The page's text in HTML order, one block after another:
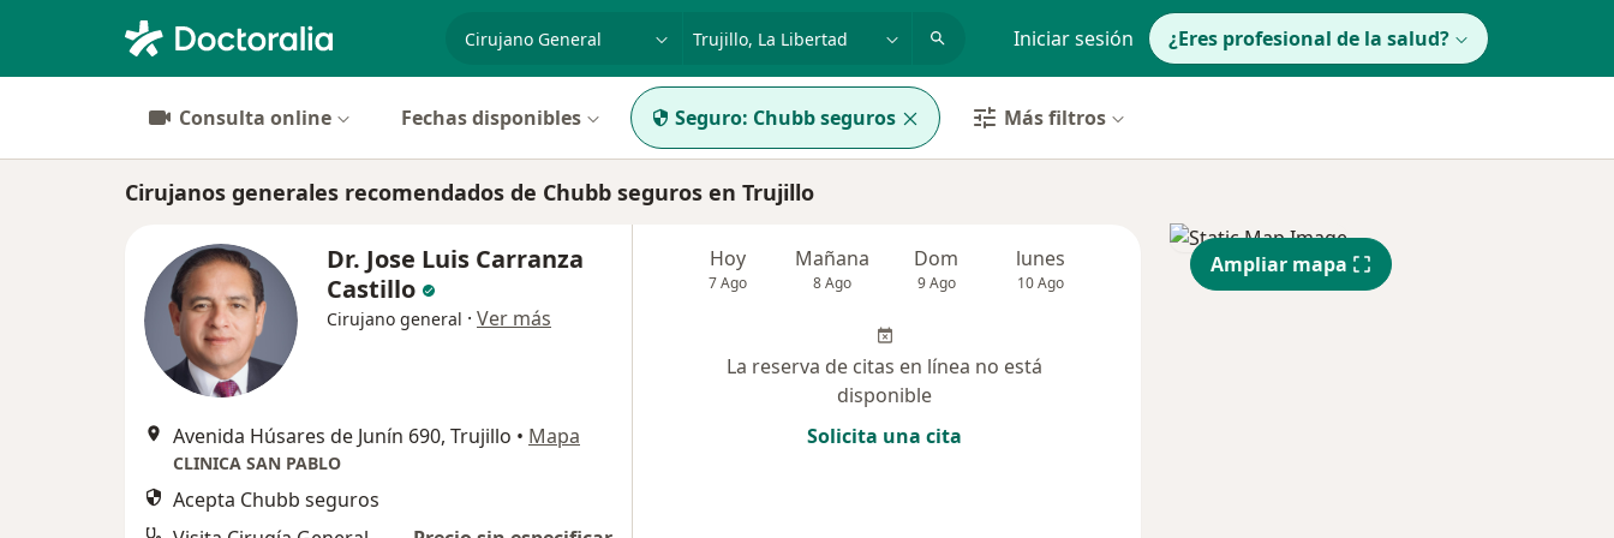
Iniciar sesión ¿Eres profesional de la salud?
Consulta online Fechas disponibles Seguro: Chubb seguros Más filtros
Cirujanos generales recomendados de Chubb seguros en Trujillo
Dr. Jose Luis Carranza
Castillo
Cirujano general · Ver más
Avenida Húsares de Junín 690, Trujillo • Mapa
CLINICA SAN PABLO
Acepta Chubb seguros
Hoy
7 Ago
Mañana
8 Ago
Dom
9 Ago
lunes
10 Ago
Mié
12 Ago
Jue
13 Ago
La reserva de citas en línea no está
disponible
Solicita una cita
Ampliar mapa